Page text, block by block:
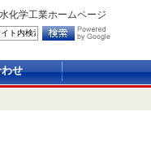
化学工業ホームページ
せ